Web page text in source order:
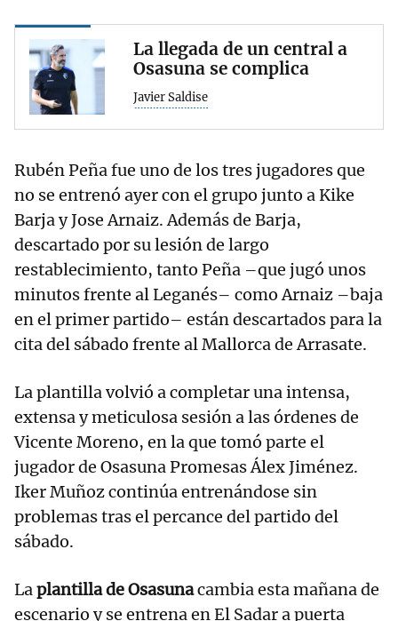
La llegada de un central a
Osasuna se complica
Javier Saldise
Rubén Peña fue uno de los tres jugadores que
no se entrenó ayer con el grupo junto a Kike
Barja y Jose Arnaiz. Además de Barja,
descartado por su lesión de largo
restablecimiento, tanto Peña –que jugó unos
minutos frente al Leganés– como Arnaiz –baja
en el primer partido– están descartados para la
cita del sábado frente al Mallorca de Arrasate.
La plantilla volvió a completar una intensa,
extensa y meticulosa sesión a las órdenes de
Vicente Moreno, en la que tomó parte el
jugador de Osasuna Promesas Álex Jiménez.
Iker Muñoz continúa entrenándose sin
problemas tras el percance del partido del
sábado.
Laplantilla de Osasunacambia esta mañana de
escenario y se entrena en El Sadar a puerta